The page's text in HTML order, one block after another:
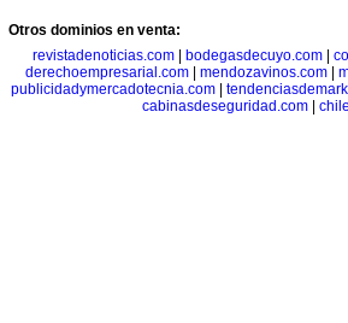
Otros dominios en venta:
revistadenoticias.com
bodegasdecuyo.com
derechoempresarial.com
mendozavinos.com
publicidadymercadotecnia.com|
cabinasdeseguridad.com